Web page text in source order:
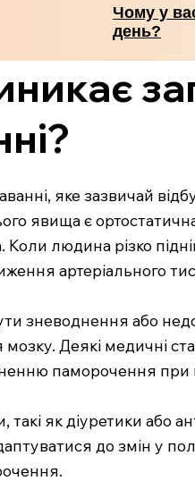
Чому у
день?
яке зазвичай
явища є
людина різко
артеріального
зневоднення або
Деякі медичні
паморочення при
такі як діуретики
до змін у